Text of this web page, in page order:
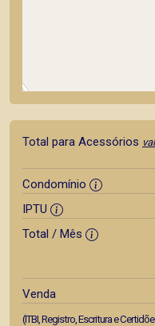
Total para Acessórios
Condomínio
IPTU
Total / Mês
Venda
(ITBI, Registro, Escritura e